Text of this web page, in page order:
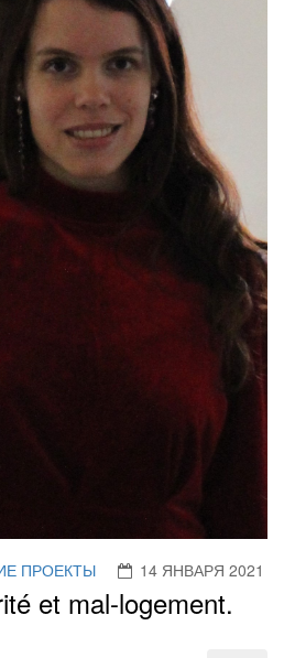
ПРОЕКТЫ 14 ЯНВАРЯ 2021
et mal-logement.